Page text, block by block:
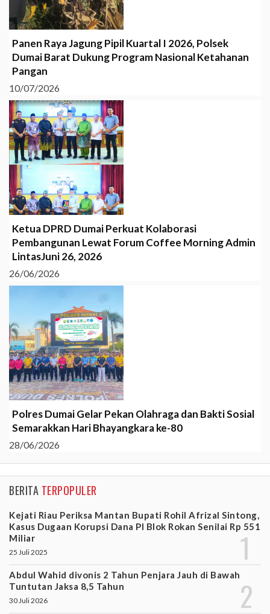
Panen Raya Jagung Pipil Kuartal I 2026, Polsek
Dumai Barat Dukung Program Nasional Ketahanan
Pangan
10/07/2026
Ketua DPRD Dumai Perkuat Kolaborasi
Pembangunan Lewat Forum Coffee Morning Admin
LintasJuni 26, 2026
26/06/2026
Polres Dumai Gelar Pekan Olahraga dan Bakti Sosial
Semarakkan Hari Bhayangkara ke-80
28/06/2026
BERITA TERPOPULER
Kejati Riau Periksa Mantan Bupati Rohil Afrizal Sintong,
Kasus Dugaan Korupsi Dana PI Blok Rokan Senilai Rp 551
Miliar
25 Juli 2025
Abdul Wahid divonis 2 Tahun Penjara Jauh di Bawah
Tuntutan Jaksa 8,5 Tahun
30 Juli 2026